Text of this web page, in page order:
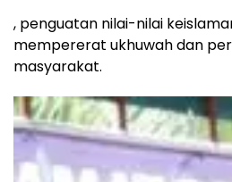
, penguatan nilai-nilai
mempererat ukhuwah dan
masyarakat.